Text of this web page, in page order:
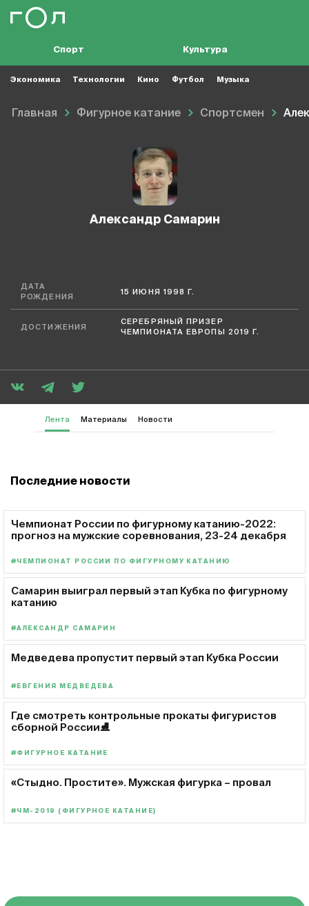
Спорт Культура
Экономика Технологии Кино Футбол Музыка
Главная Фигурное катание Спортсмен
Александр Самарин
ДАТА
РОЖДЕНИЯ
15 ИЮНЯ 1998 Г.
ДОСТИЖЕНИЯ
СЕРЕБРЯНЫЙ ПРИЗЕР
ЧЕМПИОНАТА ЕВРОПЫ 2019 Г.
Лента Материалы Новости
Последние новости
Чемпионат России по фигурному катанию-2022:
прогноз на мужские соревнования, 23-24 декабря
#ЧЕМПИОНАТ РОССИИ ПО ФИГУРНОМУ КАТАНИЮ
Самарин выиграл первый этап Кубка по фигурному
катанию
#АЛЕКСАНДР САМАРИН
Медведева пропустит первый этап Кубка России
#ЕВГЕНИЯ МЕДВЕДЕВА
Где смотреть контрольные прокаты фигуристов
сборной России⛸️
#ФИГУРНОЕ КАТАНИЕ
«Стыдно. Простите». Мужская фигурка – провал
#ЧМ-2019 (ФИГУРНОЕ КАТАНИЕ)